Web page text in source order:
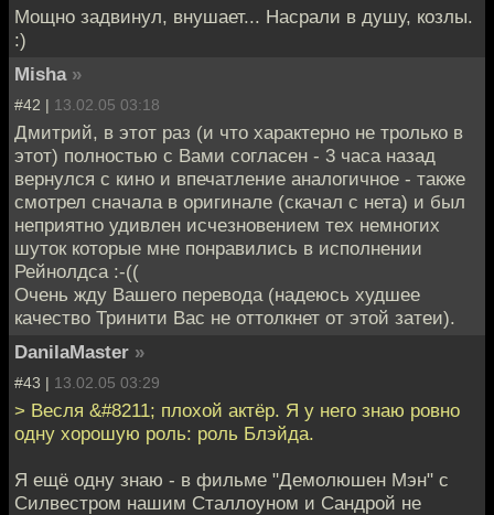
Мощно задвинул, внушает... Насрали в душу, козлы.
:)
Misha »
#42 | 13.02.05 03:18
Дмитрий, в этот раз (и что характерно не тролько в
этот) полностью с Вами согласен - 3 часа назад
вернулся с кино и впечатление аналогичное - также
смотрел сначала в оригинале (скачал с нета) и был
неприятно удивлен исчезновением тех немногих
шуток которые мне понравились в исполнении
Рейнолдса :-((
Очень жду Вашего перевода (надеюсь худшее
качество Тринити Вас не оттолкнет от этой затеи).
DanilaMaster »
#43 | 13.02.05 03:29
> Весля &#8211; плохой актёр. Я у него знаю ровно
одну хорошую роль: роль Блэйда.
Я ещё одну знаю - в фильме "Демолюшен Мэн" с
Силвестром нашим Сталлоуном и Сандрой не